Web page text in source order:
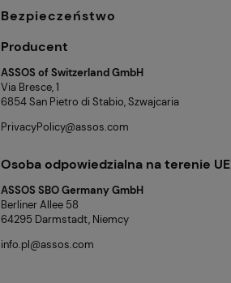
Bezpieczeństwo
Producent
ASSOS of Switzerland GmbH
Via Bresce, 1
6854 San Pietro di Stabio, Szwajcaria
PrivacyPolicy@assos.com
Osoba odpowiedzialna na terenie UE
ASSOS SBO Germany GmbH
Berliner Allee 58
64295 Darmstadt, Niemcy
info.pl@assos.com